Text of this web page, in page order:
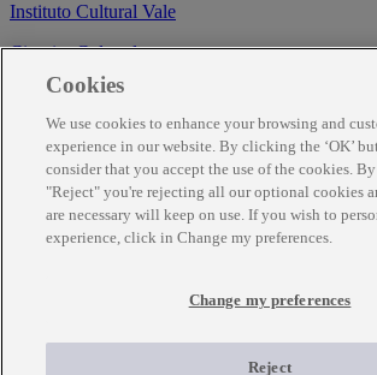
Instituto Cultural Vale
Circuito Cultural
Trabalhe conosco
Informações
Como chegar
Agendamento
Temporariamente fechado para
Para mais informações ligue (31) 3343-7317
Cookies
We use cookies to enhance your browsing and
experience in our website. By clicking the ‘OK’
consider that you accept the use of the cookies.
"Reject" you're rejecting all our optional cookies
are necessary will keep on use. If you wish to
experience, click in Change my preferences.
Change my preferences
Reject